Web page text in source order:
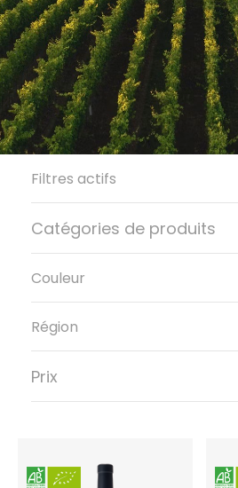
Filtres actifs
Catégories de produits
Couleur
Région
Prix